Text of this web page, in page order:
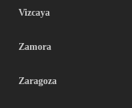
Vizcaya
Zamora
Zaragoza